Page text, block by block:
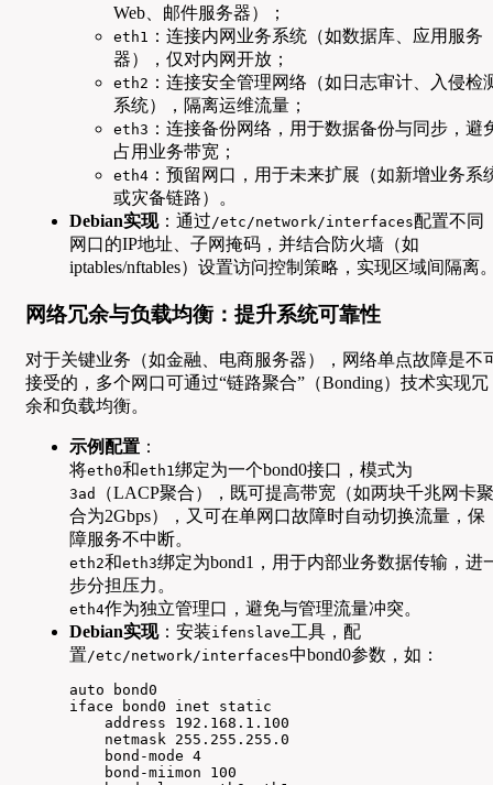
Web、邮件服务器）；
eth1
：连接内网业务系统（如数据库、应用服务
器），仅对内网开放；
eth2 ：连接安全管理网络（如日志审计、入侵检
系统），隔离运维流量；
eth3 ：连接备份网络，用于数据备份与同步，避
占用业务带宽；
eth4 ：预留网口，用于未来扩展（如新增业务系
或灾备链路）。
Debian实现：通过 /etc/network/interfaces配置不同
网口的IP地址、子网掩码，并结合防火墙（如
iptables/nftables）设置访问控制策略，实现区域间隔离
网络冗余与负载均衡：提升系统可靠性
对于关键业务（如金融、电商服务器），网络单点故障是不
接受的，多个网口可通过“链路聚合”（Bonding）技术实现冗
余和负载均衡。
示例配置 ：
将eth0和eth1绑定为一个bond0接口，模式为
3ad
（LACP聚合），既可提高带宽（如两块千兆网卡聚
合为2Gbps），又可在单网口故障时自动切换流量，保
障服务不中断。
eth2和eth3绑定为bond1，用于内部业务数据传输，进
步分担压力。
eth4作为独立管理口，避免与管理流量冲突。
Debian实现：安装ifenslave工具，配
置/etc/network/interfaces中bond0参数，如：
auto bond0
iface bond0 inet static
    address 192.168.1.100
    netmask 255.255.255.0
    bond-mode 4
    bond-miimon 100